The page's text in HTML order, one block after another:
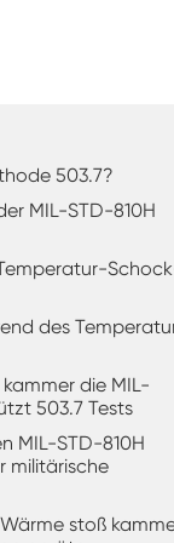
503.7?
MIL-STD-810H
des
die MIL-
503.7 Tests
MIL-STD-810H
militärische
stoß